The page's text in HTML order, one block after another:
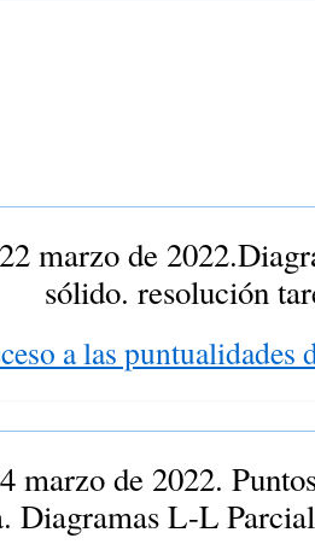
marzo de
sólido. resolución
a las puntualidades
marzo de 2022.
Diagramas L-L